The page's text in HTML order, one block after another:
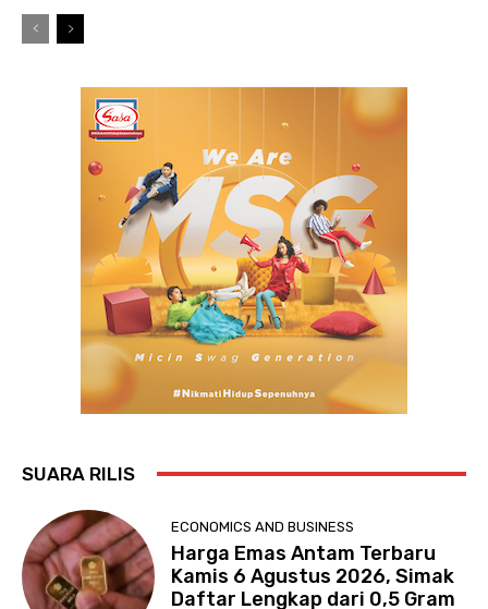
SUARA RILIS
ECONOMICS AND BUSINESS
Harga Emas Antam Terbaru
Kamis 6 Agustus 2026, Simak
Daftar Lengkap dari 0,5 Gram